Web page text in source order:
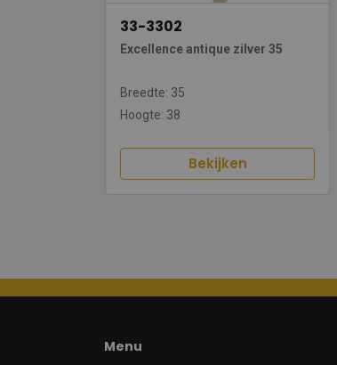
33-3302
Excellence antique zilver 35
Breedte: 35
Hoogte: 38
Bekijken
Menu